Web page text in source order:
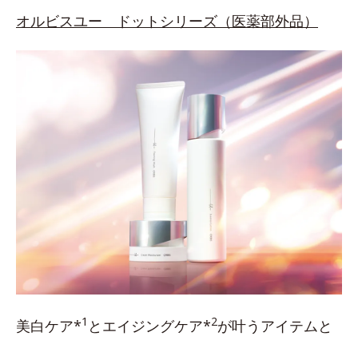
オルビスユー ドットシリーズ（医薬部外品）
美白ケア*1 とエイジングケア*2が叶うアイテムと